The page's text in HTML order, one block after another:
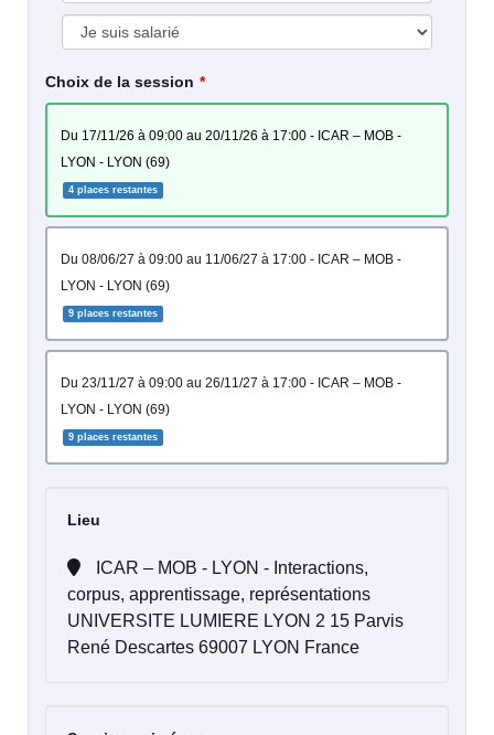
Choix de la session
du 17/11/26 à 09:00 au 20/11/26 à 17:00 - ICAR – MOB -
LYON - LYON (69)
4 places restantes
du 08/06/27 à 09:00 au 11/06/27 à 17:00 - ICAR – MOB -
LYON - LYON (69)
9 places restantes
du 23/11/27 à 09:00 au 26/11/27 à 17:00 - ICAR – MOB -
LYON - LYON (69)
9 places restantes
Lieu
corpus, apprentissage, représentations
UNIVERSITE LUMIERE LYON 2 15 Parvis
René Descartes 69007 LYON France